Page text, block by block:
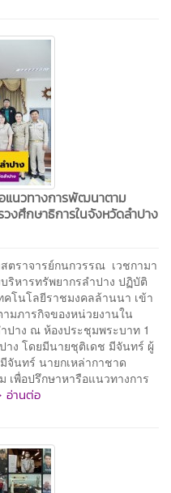
แนวทางการพัฒนาตาม
งศึกษาธิการในจังหวัดลำปาง
ราจารย์กนกวรรณ เวชกามา
ริหารทรัพยากรลำปาง ปฏิบัติ
โนโลยีราชมงคลล้านนา เข้า
มภารกิจของหน่วยงานใน
ปาง ณ ห้องประชุมพระบาท 1
าง โดยมีนายชุติเดช มีจันทร์ ผู้
จันทร์ นายกเหล่ากาชาด
เพื่อปรึกษาหารือแนวทางการ
อ่านต่อ